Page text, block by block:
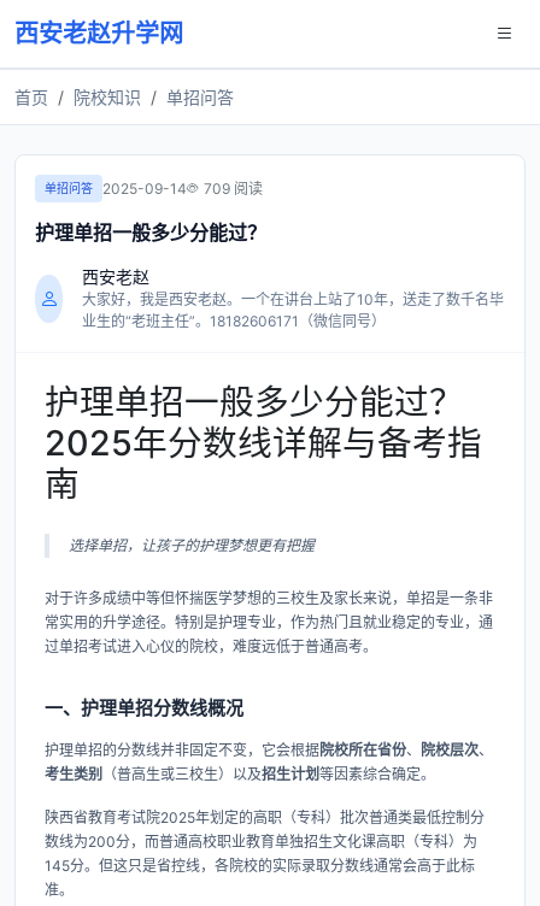
西安老赵升学网
首页 院校知识 单招问答
单招问答 2025-09-14 709 阅读
护理单招一般多少分能过？
西安老赵
大家好，我是西安老赵。一个在讲台上站了10年，送走了数千名毕
业生的“老班主任”。18182606171（微信同号）
护理单招一般多少分能过？
2025年分数线详解与备考指
南
选择单招，让孩子的护理梦想更有把握
对于许多成绩中等但怀揣医学梦想的三校生及家长来说，单招是一条非
常实用的升学途径。特别是护理专业，作为热门且就业稳定的专业，通
过单招考试进入心仪的院校，难度远低于普通高考。
一、护理单招分数线概况
护理单招的分数线并非固定不变，它会根据院校所在省份、 院校层次、
考生类别
​（普高生或三校生）以及招生计划等因素综合确定。
陕西省教育考试院2025年划定的高职（专科）批次普通类最低控制分
数线为200分，而普通高校职业教育单独招生文化课高职（专科）为
145分。但这只是省控线，各院校的实际录取分数线通常会高于此标
准。